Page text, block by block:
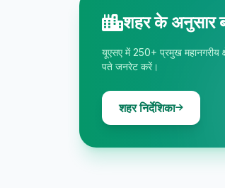
शहर के अनुसार
यूएसए में 250+ प्रमुख महानगरीय
पते जनरेट करें।
शहर निर्देशिका